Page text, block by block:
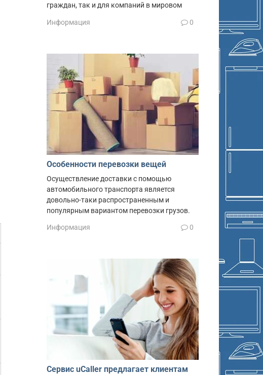
граждан, так и для компаний в мировом
Информация 0
Особенности перевозки вещей
Осуществление доставки с помощью
автомобильного транспорта является
довольно-таки распространенным и
популярным вариантом перевозки грузов.
Информация 0
Сервис uCaller предлагает клиентам